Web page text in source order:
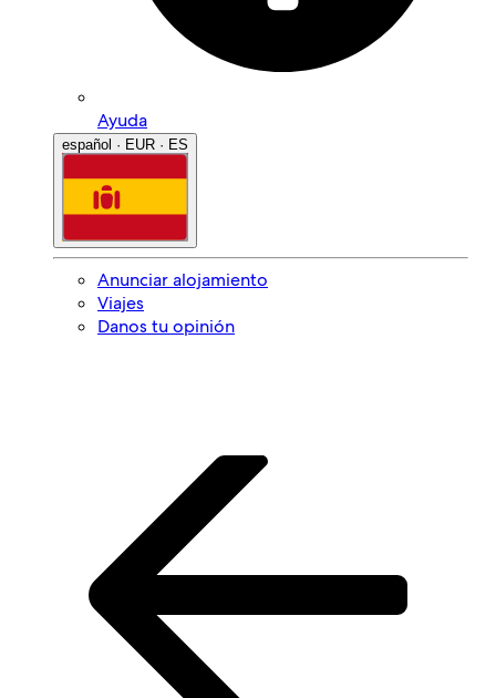
Ayuda
español · EUR · ES
Anunciar alojamiento
Viajes
Danos tu opinión